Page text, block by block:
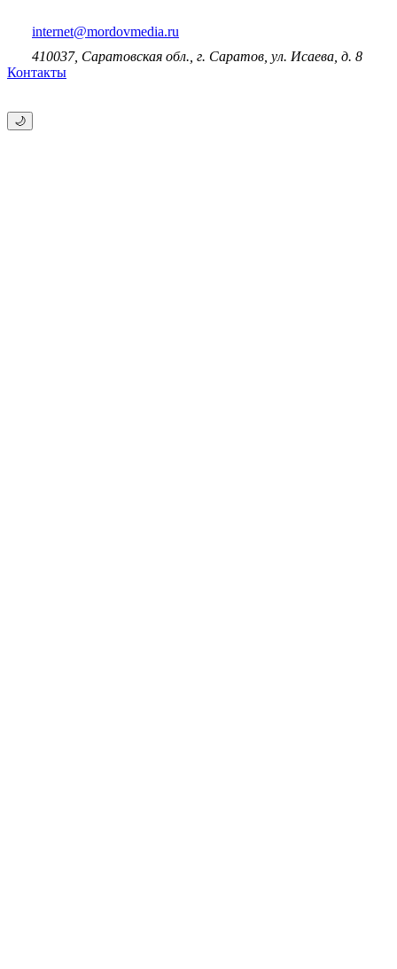
internet@mordovmedia.ru
410037, Саратовская обл., г. Саратов, ул. Исаева, д. 8
Контакты
🌙